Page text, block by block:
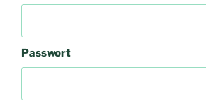
Passwort